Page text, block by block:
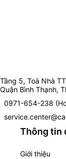
Tầng 5, Toà Nhà
Quận Bình Thạnh,
0971-654-238
Thông tin
Giới thiệu